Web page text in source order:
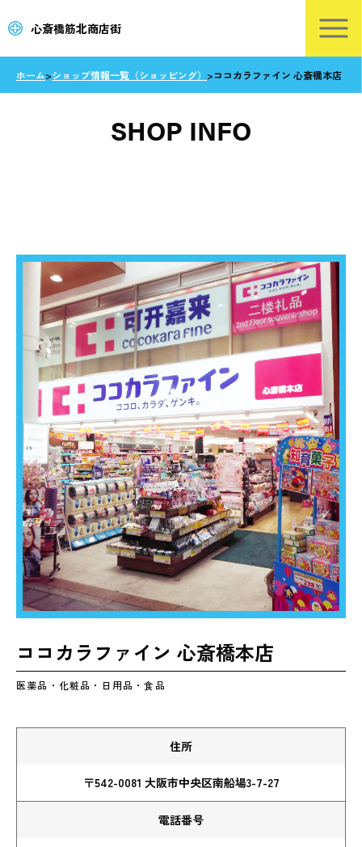
心斎橋筋北商店街
ホーム>ショップ情報一覧（ショッピング） >ココカラファイン 心斎橋本店
SHOP INFO
ココカラファイン 心斎橋本店
医薬品・化粧品・日用品・食品
住所
〒542-0081 大阪市中央区南船場3-7-27
電話番号